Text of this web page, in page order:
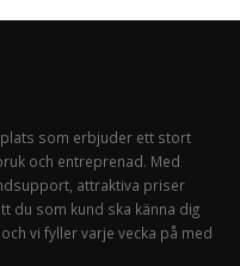
som erbjuder ett stort
och entreprenad. Med
attraktiva priser
du som kund ska känna dig
vi fyller varje vecka på med